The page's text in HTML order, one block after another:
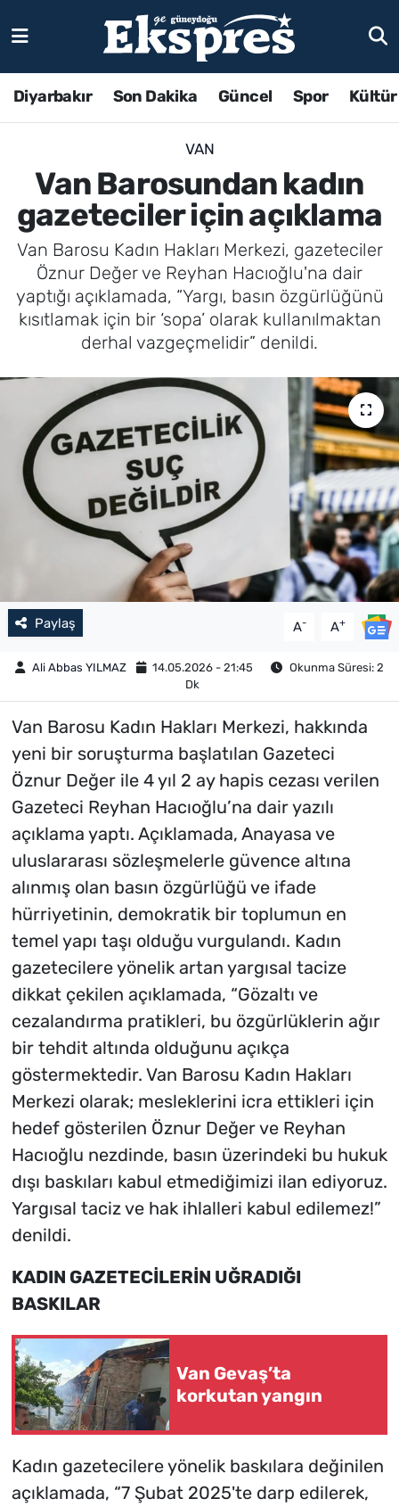
Diyarbakır Son Dakika Güncel Spor
VAN
Van Barosundan kadın
gazeteciler için açıklama
Van Barosu Kadın Hakları Merkezi, gazeteciler
Öznur Değer ve Reyhan Hacıoğlu'na dair
yaptığı açıklamada, “Yargı, basın özgürlüğünü
kısıtlamak için bir ‘sopa’ olarak kullanılmaktan
derhal vazgeçmelidir” denildi.
Paylaş A- A+
Ali Abbas YILMAZ 14.05.2026 - 21:45
Okunma Süresi: 2
Dk
Van Barosu Kadın Hakları Merkezi, hakkında
yeni bir soruşturma başlatılan Gazeteci
Öznur Değer ile 4 yıl 2 ay hapis cezası verilen
Gazeteci Reyhan Hacıoğlu’na dair yazılı
açıklama yaptı. Açıklamada, Anayasa ve
uluslararası sözleşmelerle güvence altına
alınmış olan basın özgürlüğü ve ifade
hürriyetinin, demokratik bir toplumun en
temel yapı taşı olduğu vurgulandı. Kadın
gazetecilere yönelik artan yargısal tacize
dikkat çekilen açıklamada, “Gözaltı ve
cezalandırma pratikleri, bu özgürlüklerin ağır
bir tehdit altında olduğunu açıkça
göstermektedir. Van Barosu Kadın Hakları
Merkezi olarak; mesleklerini icra ettikleri için
hedef gösterilen Öznur Değer ve Reyhan
Hacıoğlu nezdinde, basın üzerindeki bu hukuk
dışı baskıları kabul etmediğimizi ilan ediyoruz.
Yargısal taciz ve hak ihlalleri kabul edilemez!”
denildi.
KADIN GAZETECİLERİN UĞRADIĞI
BASKILAR
Van Gevaş’ta
korkutan yangın
Kadın gazetecilere yönelik baskılara değinilen
açıklamada, “7 Şubat 2025'te darp edilerek,